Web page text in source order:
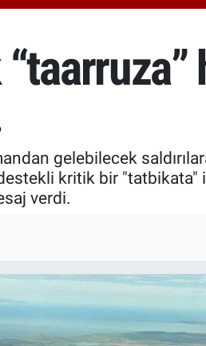
gelebilecek
kritik bir "tatbikata"
verdi.